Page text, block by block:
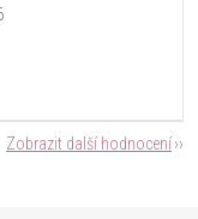
Zobrazit další hodnocení